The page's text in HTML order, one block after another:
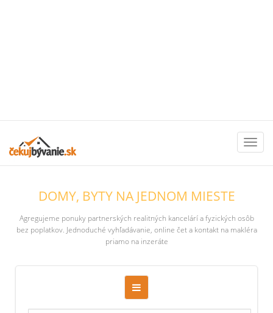
DOMY, BYTY NA JEDNOM MIESTE
Agregujeme ponuky partnerských realitných kancelárí a fyzických osôb
bez poplatkov. Jednoduché vyhľadávanie, online čet a kontakt na makléra
priamo na inzeráte